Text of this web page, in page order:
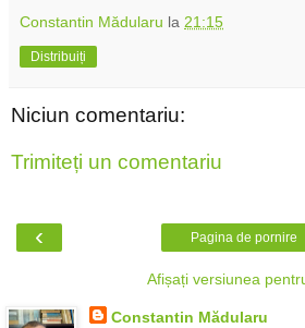
Constantin Mădularu la 21:15
Distribuiți
Niciun comentariu:
Trimiteți un comentariu
‹ Pagina de pornire
Afișați versiunea
Constantin Mădularu